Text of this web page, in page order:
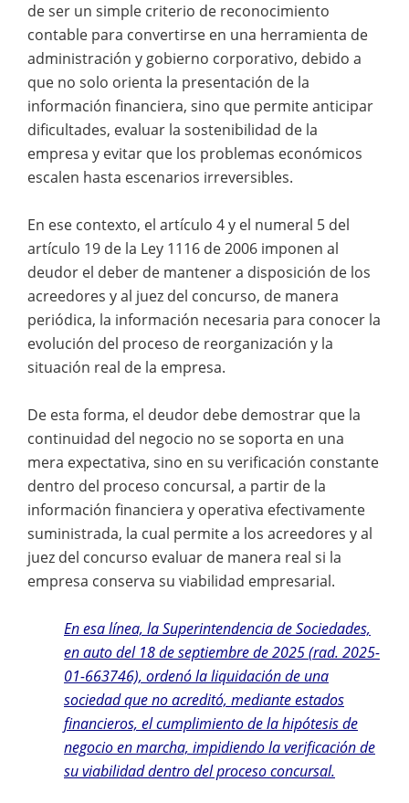
de ser un simple criterio de reconocimiento
contable para convertirse en una herramienta de
administración y gobierno corporativo, debido a
que no solo orienta la presentación de la
información financiera, sino que permite anticipar
dificultades, evaluar la sostenibilidad de la
empresa y evitar que los problemas económicos
escalen hasta escenarios irreversibles.
En ese contexto, el artículo 4 y el numeral 5 del
artículo 19 de la Ley 1116 de 2006 imponen al
deudor el deber de mantener a disposición de los
acreedores y al juez del concurso, de manera
periódica, la información necesaria para conocer la
evolución del proceso de reorganización y la
situación real de la empresa.
De esta forma, el deudor debe demostrar que la
continuidad del negocio no se soporta en una
mera expectativa, sino en su verificación constante
dentro del proceso concursal, a partir de la
información financiera y operativa efectivamente
suministrada, la cual permite a los acreedores y al
juez del concurso evaluar de manera real si la
empresa conserva su viabilidad empresarial.
En esa línea, la Superintendencia de Sociedades,
en auto del 18 de septiembre de 2025 (rad. 2025-
01-663746), ordenó la liquidación de una
sociedad que no acreditó, mediante estados
financieros, el cumplimiento de la hipótesis de
negocio en marcha, impidiendo la verificación de
su viabilidad dentro del proceso concursal.